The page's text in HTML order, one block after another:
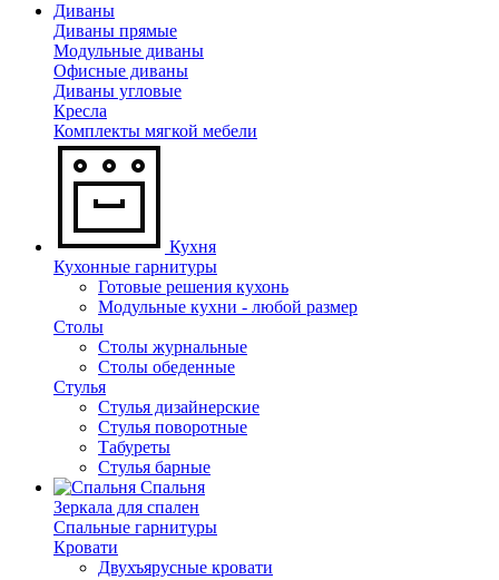
Диваны
Диваны прямые
Модульные диваны
Офисные диваны
Диваны угловые
Кресла
Комплекты мягкой мебели
Кухня
Кухонные гарнитуры
Готовые решения кухонь
Модульные кухни - любой размер
Столы
Столы журнальные
Столы обеденные
Стулья
Стулья дизайнерские
Стулья поворотные
Табуреты
Стулья барные
Спальня
Зеркала для спален
Спальные гарнитуры
Кровати
Двухъярусные кровати